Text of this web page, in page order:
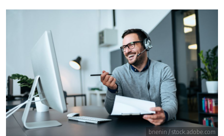
bnenin / stock.adobe.com